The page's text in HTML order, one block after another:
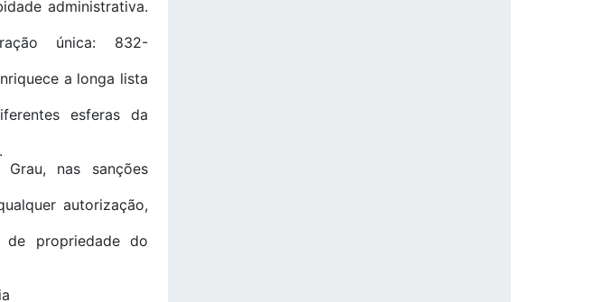
administrativa.
única: 832-
a longa lista
esferas da
nas sanções
autorização,
de propriedade do